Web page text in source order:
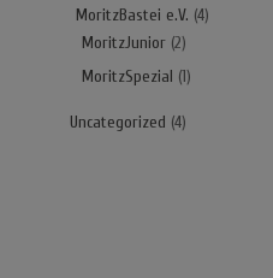
MoritzBastei e.V. (4)
MoritzJunior(2)
MoritzSpezial (1)
Uncategorized (4)